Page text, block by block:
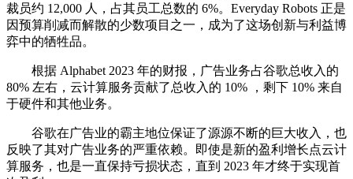
裁员约 12,000 人，占其员工总数的 6%。Everyday Robots 正是
因预算削减而解散的少数项目之一，成为了这场创新与利益博
弈中的牺牲品。
根据 Alphabet 2023 年的财报，广告业务占谷歌总收入的
80% 左右，云计算服务贡献了总收入的 10% ，剩下 10% 来自
于硬件和其他业务。
谷歌在广告业的霸主地位保证了源源不断的巨大收入，也
反映了其对广告业务的严重依赖。即使是新的盈利增长点云计
算服务，也是一直保持亏损状态，直到 2023 年才终于实现首